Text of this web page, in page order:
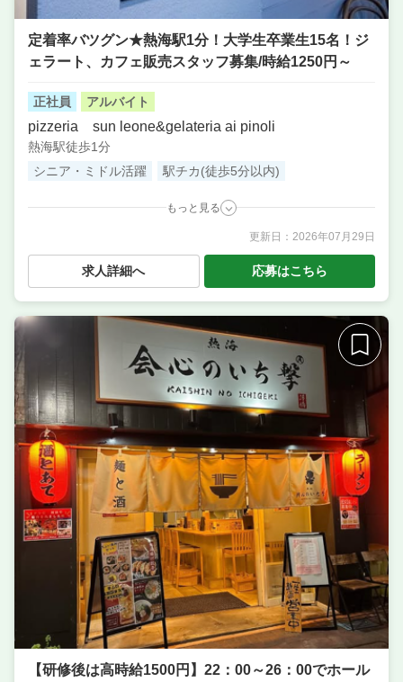
定着率バツグン★熱海駅1分！大学生卒業生15名！ジ
ェラート、カフェ販売スタッフ募集/時給1250円～
正社員 アルバイト
pizzeria sun leone&gelateria ai pinoli
熱海駅徒歩1分
シニア・ミドル活躍
駅チカ(徒歩5分以内)
もっと見る
サービス・ホール ／ 調理・キッチンスタッフ・板前
／ 調理補助・調理見習い ／ 料理長候補（シェフ・板
長など） ／ 店長候補・マネージャー ／ ピザ職人・ピ
業態 ピッツェリア、ジェラテリア、カフェ、トラットリア
静岡県熱海市田原本町11 ラスカ 2F
20席〜30席
単価 3000円〜4000円
更新日： 2026年07月29日
求人詳細へ 応募はこちら
【研修後は高時給1500円】22：00～26：00でホール